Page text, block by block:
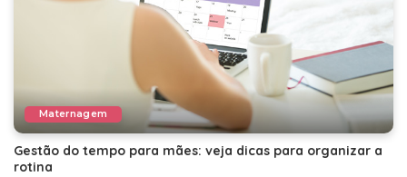
Maternagem
Gestão do tempo para mães: veja dicas para organizar a
rotina